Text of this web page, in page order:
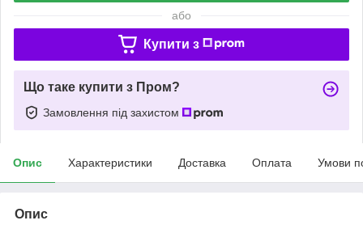
або
Купити з
Що таке купити з Пром?
Замовлення під захистом
Опис Характеристики Доставка Оплата Умови
Опис